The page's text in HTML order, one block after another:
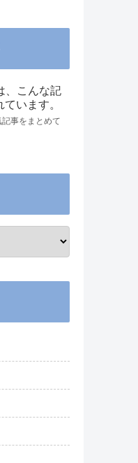
、こんな記
います。
事をまとめて